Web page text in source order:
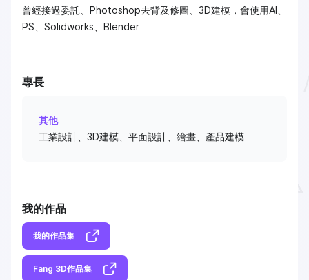
曾經接過委託、Photoshop去背及修圖、3D建模，會使用AI、
PS、Solidworks、Blender
專長
其他
工業設計、3D建模、平面設計、繪畫、產品建模
我的作品
我的作品集
Fang 3D作品集